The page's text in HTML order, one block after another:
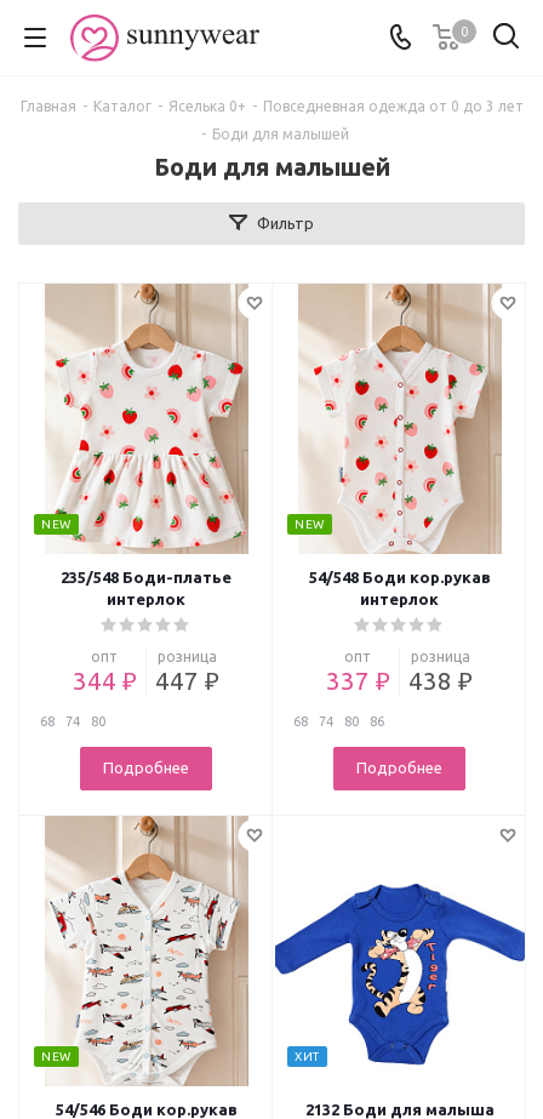
0
Главная - Каталог - Яселька 0+ - Повседневная одежда от 0 до 3 лет
- Боди для малышей
Боди для малышей
Фильтр
NEW
235/548 Боди-платье
интерлок
опт
344 ₽
розница
447 ₽
68 74 80
Подробнее
NEW
54/548 Боди кор.рукав
интерлок
опт
337 ₽
розница
438 ₽
68 74 80 86
Подробнее
NEW
54/546 Боди кор.рукав
ХИТ
2132 Боди для малыша